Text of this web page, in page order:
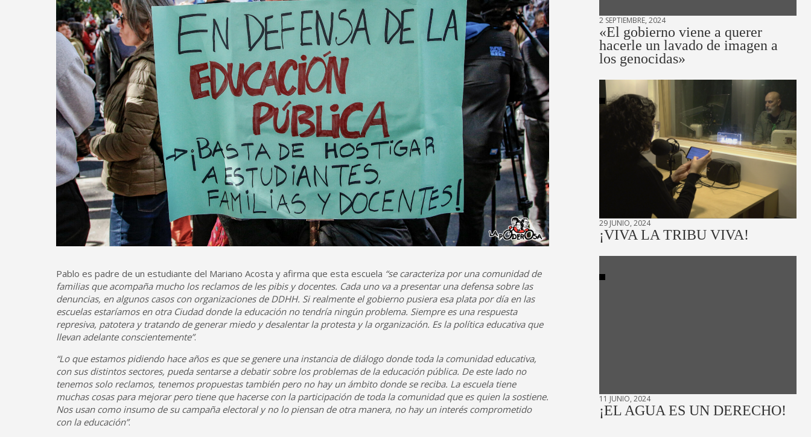
Pablo es padre de un estudiante del Mariano Acosta y afirma que esta escuela “se caracteriza por una comunidad de
familias que acompaña mucho los reclamos de les pibis y docentes. Cada uno va a presentar una defensa sobre las
denuncias, en algunos casos con organizaciones de DDHH. Si realmente el gobierno pusiera esa plata por día en las
escuelas estaríamos en otra Ciudad donde la educación no tendría ningún problema. Siempre es una respuesta
represiva, patotera y tratando de generar miedo y desalentar la protesta y la organización. Es la política educativa que
llevan adelante conscientemente”.
“Lo que estamos pidiendo hace años es que se genere una instancia de diálogo donde toda la comunidad educativa,
con sus distintos sectores, pueda sentarse a debatir sobre los problemas de la educación pública. De este lado no
tenemos solo reclamos, tenemos propuestas también pero no hay un ámbito donde se reciba. La escuela tiene
muchas cosas para mejorar pero tiene que hacerse con la participación de toda la comunidad que es quien la sostiene.
Nos usan como insumo de su campaña electoral y no lo piensan de otra manera, no hay un interés comprometido
con la educación”.
2 SEPTIEMBRE, 2024
«El gobierno viene a querer
hacerle un lavado de imagen a
los genocidas»
29 JUNIO, 2024
¡VIVA LA TRIBU VIVA!
11 JUNIO, 2024
¡EL AGUA ES UN DERECHO!